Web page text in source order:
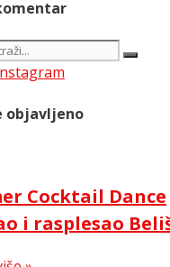
objavljeno
Cocktail Dance
i rasplesao